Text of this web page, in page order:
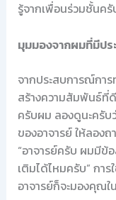
รู้จากเพื่อนร่วมชั้นค
มุมมองจากผมที่มีปร
จากประสบการณ์กา
สร้างความสัมพันธ์ที่
ครับผม ลองดูนะครับ
ของอาจารย์ ให้ลอง
“อาจารย์ครับ ผมมีข้
เติมได้ไหมครับ” กา
อาจารย์ก็จะมองคุณ